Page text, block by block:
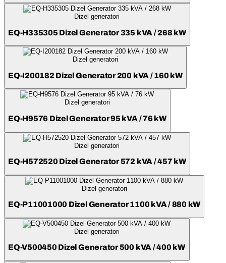
Dizel generatori
EQ-H335305 Dizel Generator 335 kVA / 268 kW
Dizel generatori
EQ-I200182 Dizel Generator 200 kVA / 160 kW
Dizel generatori
EQ-H9576 Dizel Generator 95 kVA / 76 kW
Dizel generatori
EQ-H572520 Dizel Generator 572 kVA / 457 kW
Dizel generatori
EQ-P11001000 Dizel Generator 1100 kVA / 880 kW
Dizel generatori
EQ-V500450 Dizel Generator 500 kVA / 400 kW